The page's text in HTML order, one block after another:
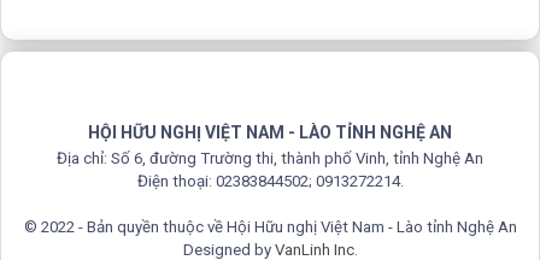
HỘI HỮU NGHỊ VIỆT NAM - LÀO TỈNH NGHỆ AN
Địa chỉ: Số 6, đường Trường thi, thành phố Vinh, tỉnh Nghệ An
Điện thoại: 02383844502; 0913272214.
© 2022 - Bản quyền thuộc về Hội Hữu nghị Việt Nam - Lào tỉnh Nghệ An
Designed by VanLinh Inc.